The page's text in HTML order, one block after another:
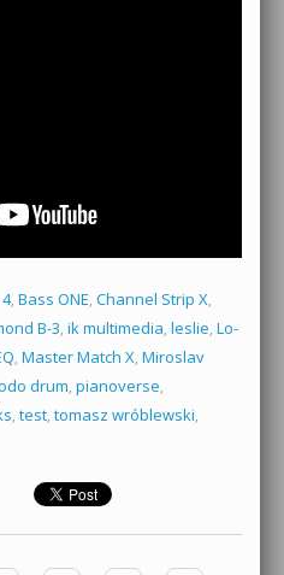
, Bass ONE, Channel Strip X,
B-3, ik multimedia, leslie, Lo-
, Master Match X, Miroslav
drum, pianoverse,
, test, tomasz wróblewski,